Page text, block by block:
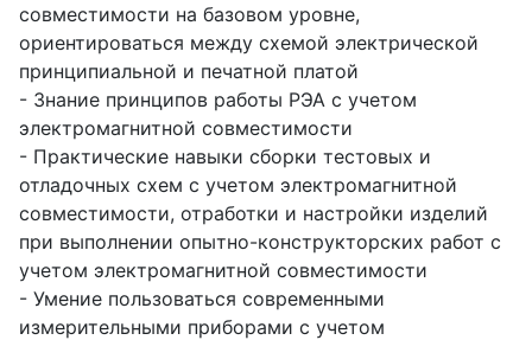
совместимости на базовом уровне,
ориентироваться между схемой электрической
принципиальной и печатной платой
- Знание принципов работы РЭА с учетом
электромагнитной совместимости
- Практические навыки сборки тестовых и
отладочных схем с учетом электромагнитной
совместимости, отработки и настройки изделий
при выполнении опытно-конструкторских работ с
учетом электромагнитной совместимости
- Умение пользоваться современными
измерительными приборами с учетом